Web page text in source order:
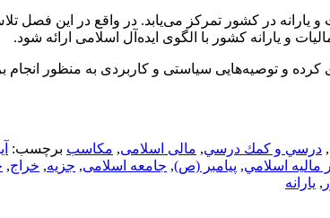
یارانه در کشور تمرکز می‌یابد. در واقع در این
و یارانه کشور با الگوی ایده‌آل اسلامی ارائه شود.
کرده و توصیه‌هایی سیاستی و کاربردی به منظور
, درسي و كمك درسي, مالی اسلامی, مکاسب برچسب:
ماليه اسلامي, پیامبر (ص), جامعه اسلامی, جزیه, خراج,
, یارانه